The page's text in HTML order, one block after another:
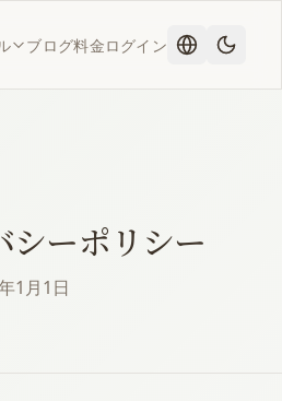
ブログ料金ログイン
シーポリシー
1月1日